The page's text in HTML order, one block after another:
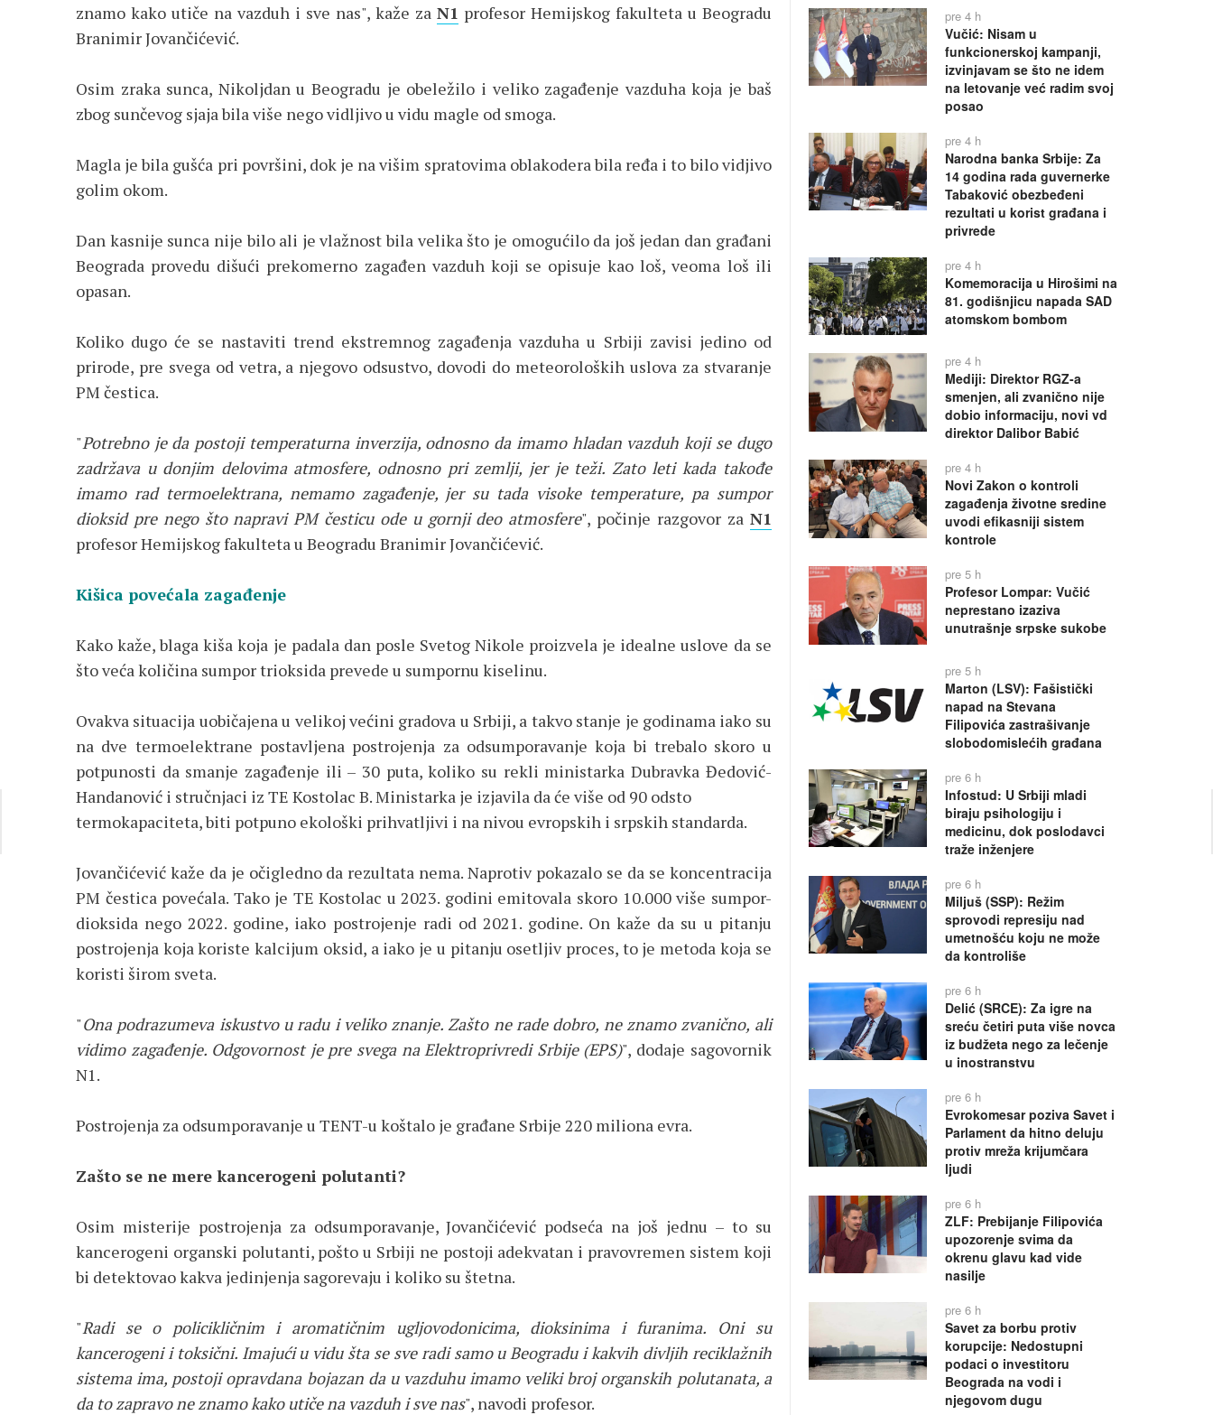
znamo kako utiče na vazduh i sve nas", kaže za N1 profesor Hemijskog fakulteta u Beogradu
Branimir Jovančićević.
Osim zraka sunca, Nikoljdan u Beogradu je obeležilo i veliko zagađenje vazduha koja je baš
zbog sunčevog sjaja bila više nego vidljivo u vidu magle od smoga.
Magla je bila gušća pri površini, dok je na višim spratovima oblakodera bila ređa i to bilo vidjivo
golim okom.
Dan kasnije sunca nije bilo ali je vlažnost bila velika što je omogućilo da još jedan dan građani
Beograda provedu dišući prekomerno zagađen vazduh koji se opisuje kao loš, veoma loš ili
opasan.
Koliko dugo će se nastaviti trend ekstremnog zagađenja vazduha u Srbiji zavisi jedino od
prirode, pre svega od vetra, a njegovo odsustvo, dovodi do meteoroloških uslova za stvaranje
PM čestica.
"Potrebno je da postoji temperaturna inverzija, odnosno da imamo hladan vazduh koji se dugo
zadržava u donjim delovima atmosfere, odnosno pri zemlji, jer je teži. Zato leti kada takođe
imamo rad termoelektrana, nemamo zagađenje, jer su tada visoke temperature, pa sumpor
dioksid pre nego što napravi PM česticu ode u gornji deo atmosfere", počinje razgovor za N1
profesor Hemijskog fakulteta u Beogradu Branimir Jovančićević.
Kišica povećala zagađenje
Kako kaže, blaga kiša koja je padala dan posle Svetog Nikole proizvela je idealne uslove da se
što veća količina sumpor trioksida prevede u sumpornu kiselinu.
Ovakva situacija uobičajena u velikoj većini gradova u Srbiji, a takvo stanje je godinama iako su
na dve termoelektrane postavljena postrojenja za odsumporavanje koja bi trebalo skoro u
potpunosti da smanje zagađenje ili – 30 puta, koliko su rekli ministarka Dubravka Đedović-
Handanović i stručnjaci iz TE Kostolac B. Ministarka je izjavila da će više od 90 odsto
termokapaciteta, biti potpuno ekološki prihvatljivi i na nivou evropskih i srpskih standarda.
Jovančićević kaže da je očigledno da rezultata nema. Naprotiv pokazalo se da se koncentracija
PM čestica povećala. Tako je TE Kostolac u 2023. godini emitovala skoro 10.000 više sumpor-
dioksida nego 2022. godine, iako postrojenje radi od 2021. godine. On kaže da su u pitanju
postrojenja koja koriste kalcijum oksid, a iako je u pitanju osetljiv proces, to je metoda koja se
koristi širom sveta.
"Ona podrazumeva iskustvo u radu i veliko znanje. Zašto ne rade dobro, ne znamo zvanično, ali
vidimo zagađenje. Odgovornost je pre svega na Elektroprivredi Srbije (EPS)", dodaje sagovornik
N1.
Postrojenja za odsumporavanje u TENT-u koštalo je građane Srbije 220 miliona evra.
Zašto se ne mere kancerogeni polutanti?
Osim misterije postrojenja za odsumporavanje, Jovančićević podseća na još jednu – to su
kancerogeni organski polutanti, pošto u Srbiji ne postoji adekvatan i pravovremen sistem koji
bi detektovao kakva jedinjenja sagorevaju i koliko su štetna.
"Radi se o policikličnim i aromatičnim ugljovodonicima, dioksinima i furanima. Oni su
kancerogeni i toksični. Imajući u vidu šta se sve radi samo u Beogradu i kakvih divljih reciklažnih
sistema ima, postoji opravdana bojazan da u vazduhu imamo veliki broj organskih polutanata, a
da to zapravo ne znamo kako utiče na vazduh i sve nas", navodi profesor.
pre 4 h
Vučić: Nisam u
funkcionerskoj kampanji,
izvinjavam se što ne idem
na letovanje već radim svoj
posao
pre 4 h
Narodna banka Srbije: Za
14 godina rada guvernerke
Tabaković obezbeđeni
rezultati u korist građana i
privrede
pre 4 h
Komemoracija u Hirošimi na
81. godišnjicu napada SAD
atomskom bombom
pre 4 h
Mediji: Direktor RGZ-a
smenjen, ali zvanično nije
dobio informaciju, novi vd
direktor Dalibor Babić
pre 4 h
Novi Zakon o kontroli
zagađenja životne sredine
uvodi efikasniji sistem
kontrole
pre 5 h
Profesor Lompar: Vučić
neprestano izaziva
unutrašnje srpske sukobe
pre 5 h
Marton (LSV): Fašistički
napad na Stevana
Filipovića zastrašivanje
slobodomislećih građana
pre 6 h
Infostud: U Srbiji mladi
biraju psihologiju i
medicinu, dok poslodavci
traže inženjere
pre 6 h
Miljuš (SSP): Režim
sprovodi represiju nad
umetnošću koju ne može
da kontroliše
pre 6 h
Delić (SRCE): Za igre na
sreću četiri puta više novca
iz budžeta nego za lečenje
u inostranstvu
pre 6 h
Evrokomesar poziva Savet i
Parlament da hitno deluju
protiv mreža krijumčara
ljudi
pre 6 h
ZLF: Prebijanje Filipovića
upozorenje svima da
okrenu glavu kad vide
nasilje
pre 6 h
Savet za borbu protiv
korupcije: Nedostupni
podaci o investitoru
Beograda na vodi i
njegovom dugu